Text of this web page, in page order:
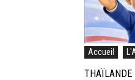
Accueil
THAÏLANDE